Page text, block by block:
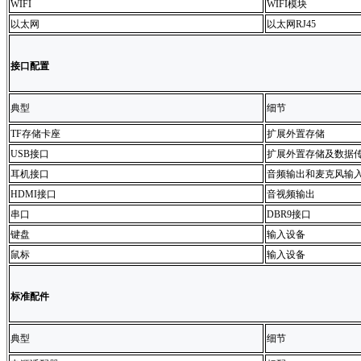
WIFI
WIFI模块
以太网
以太网RJ45
接口配置
典型 细节
TF存储卡座
扩展外置存储
USB接口
扩展外置存储及数据
耳机接口
音频输出和麦克风输
HDMI接口
音视频输出
串口
DBR9接口
键盘
输入设备
鼠标
输入设备
标准配件
典型 细节